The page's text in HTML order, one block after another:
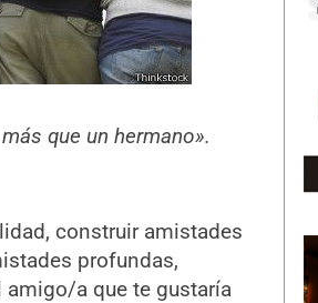
que un hermano».
construir amistades
profundas,
a que te gustaría